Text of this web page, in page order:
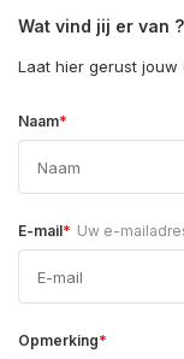
Wat vind jij er van ?
Laat hier gerust
Naam*
E-mail* Uw e-
Opmerking*